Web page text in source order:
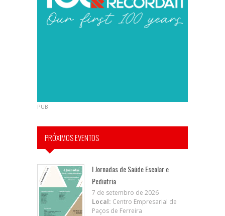
PUB
PRÓXIMOS EVENTOS
I Jornadas de Saúde Escolar e
Pediatria
7 de setembro de 2026
Local: Centro Empresarial de
Paços de Ferreira